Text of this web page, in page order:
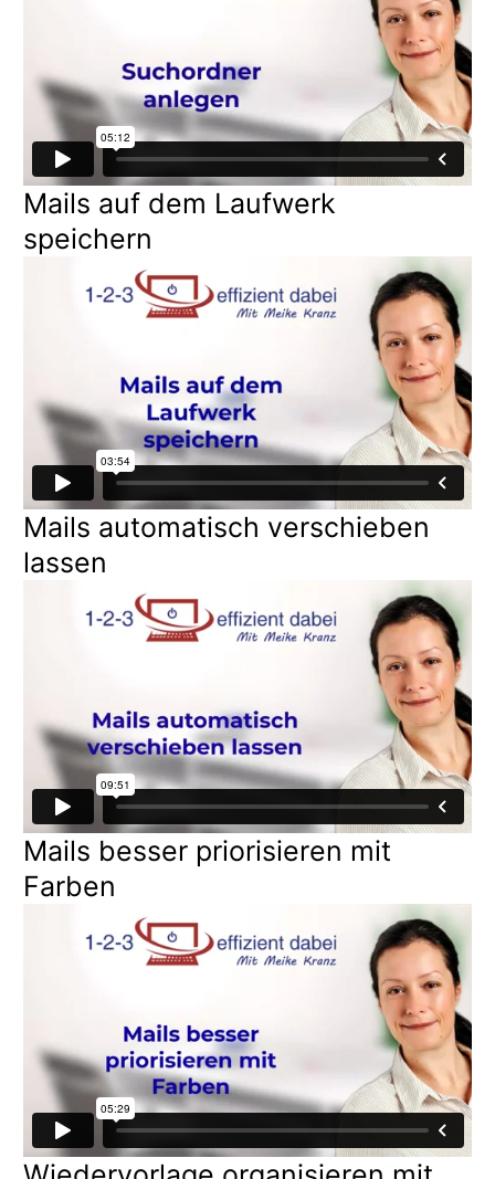
Mails auf dem Laufwerk
speichern
Mails automatisch verschieben
lassen
Mails besser priorisieren mit
Farben